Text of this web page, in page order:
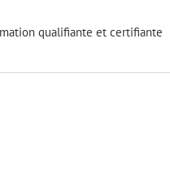
qualifiante et certifiante